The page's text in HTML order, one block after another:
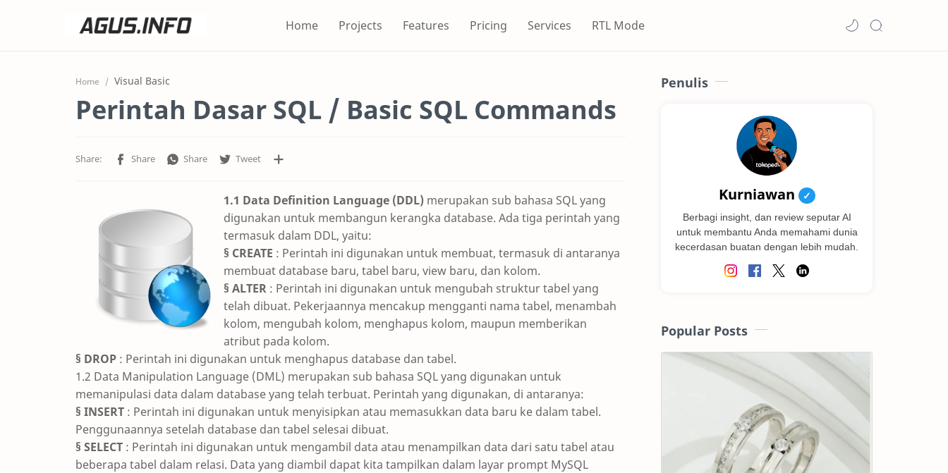
Home Projects Features Pricing Services RTL Mode
Home Visual Basic
Perintah Dasar SQL / Basic SQL Commands
1.1 Data Definition Language (DDL) merupakan sub bahasa SQL yang
digunakan untuk membangun kerangka database. Ada tiga perintah yang
termasuk dalam DDL, yaitu:
§ CREATE : Perintah ini digunakan untuk membuat, termasuk di antaranya
membuat database baru, tabel baru, view baru, dan kolom.
§ ALTER : Perintah ini digunakan untuk mengubah struktur tabel yang
telah dibuat. Pekerjaannya mencakup mengganti nama tabel, menambah
kolom, mengubah kolom, menghapus kolom, maupun memberikan
atribut pada kolom.
§ DROP : Perintah ini digunakan untuk menghapus database dan tabel.
1.2 Data Manipulation Language (DML) merupakan sub bahasa SQL yang digunakan untuk
memanipulasi data dalam database yang telah terbuat. Perintah yang digunakan, di antaranya:
§ INSERT : Perintah ini digunakan untuk menyisipkan atau memasukkan data baru ke dalam tabel.
Penggunaannya setelah database dan tabel selesai dibuat.
§ SELECT : Perintah ini digunakan untuk mengambil data atau menampilkan data dari satu tabel atau
beberapa tabel dalam relasi. Data yang diambil dapat kita tampilkan dalam layar prompt MySQL
Penulis
Kurniawan ✓
Berbagi insight, dan review seputar AI
untuk membantu Anda memahami dunia
kecerdasan buatan dengan lebih mudah.
Popular Posts